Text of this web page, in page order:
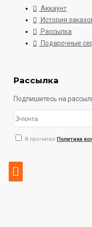
Аккаунт
История
Рассылка
Подарочные
Рассылка
Подпишитесь на
Я прочитал Политика